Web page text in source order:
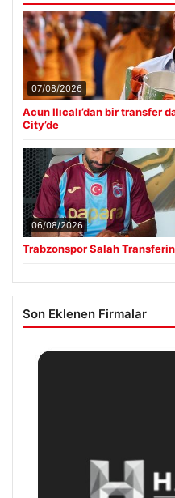
07/08/2026
Acun Ilıcalı’dan bir transfer
City’de
06/08/2026
Trabzonspor Salah
Son Eklenen Firmalar